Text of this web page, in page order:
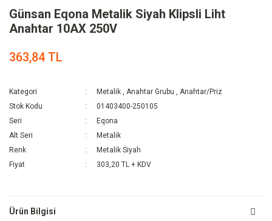
Günsan Eqona Metalik Siyah Klipsli Liht
Anahtar 10AX 250V
363,84 TL
Kategori Metalik ,Anahtar Grubu ,Anahtar/Priz
Stok Kodu
01403400-250105
Seri
Eqona
Alt Seri
Metalik
Renk
Metalik Siyah
Fiyat
303,20 TL + KDV
Ürün Bilgisi